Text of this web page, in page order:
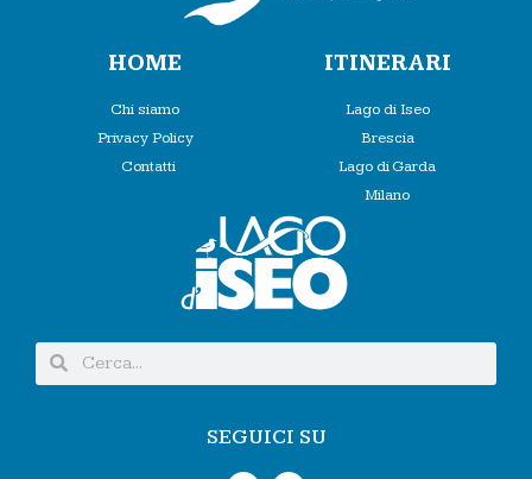
HOME
Chi siamo
Privacy Policy
Contatti
ITINERARI
Lago di Iseo
Brescia
Lago di Garda
Milano
SEGUICI SU